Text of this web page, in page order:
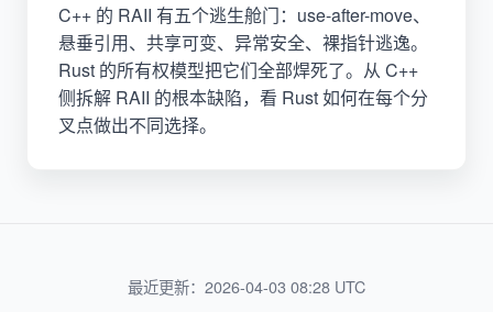
C++ 的 RAII 有五个逃生舱门：use-after-move、
悬垂引用、共享可变、异常安全、裸指针逃逸。
Rust 的所有权模型把它们全部焊死了。从 C++
侧拆解 RAII 的根本缺陷，看 Rust 如何在每个分
叉点做出不同选择。
最近更新：2026-04-03 08:28 UTC